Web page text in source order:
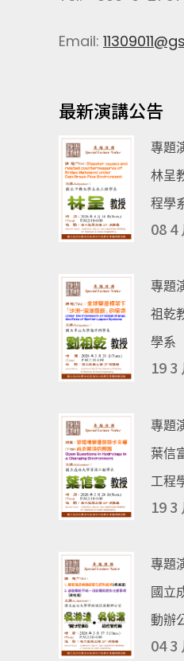
Email:
最新演講公告
專題
林呈
程學
08 4
專題
祖乾
學系
19 3
專題
葉信
工程
19 3
專題
國立
動辦
04 3